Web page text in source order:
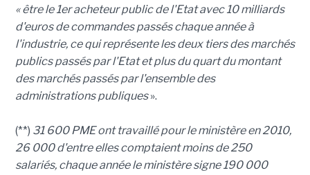
« être le 1er acheteur public de l'Etat avec 10 milliards
d'euros de commandes passés chaque année à
l'industrie, ce qui représente les deux tiers des marchés
publics passés par l'Etat et plus du quart du montant
des marchés passés par l'ensemble des
administrations publiques».
(**) 31 600 PME ont travaillé pour le ministère en 2010,
26 000 d'entre elles comptaient moins de 250
salariés, chaque année le ministère signe 190 000